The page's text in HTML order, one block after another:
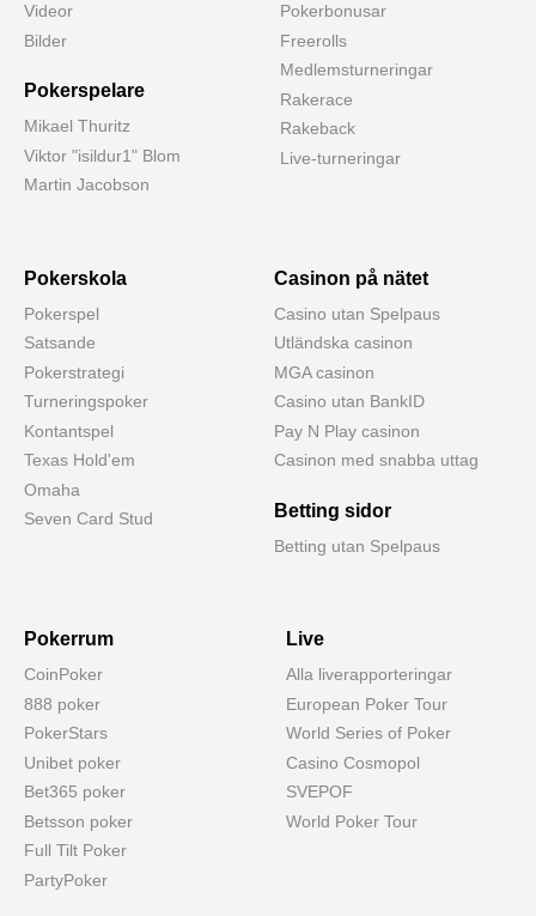
Videor
Bilder
Pokerspelare
Mikael Thuritz
Viktor "isildur1" Blom
Martin Jacobson
Pokerbonusar
Freerolls
Medlemsturneringar
Rakerace
Rakeback
Live-turneringar
Pokerskola
Pokerspel
Satsande
Pokerstrategi
Turneringspoker
Kontantspel
Texas Hold'em
Omaha
Seven Card Stud
Casinon på nätet
Casino utan Spelpaus
Utländska casinon
MGA casinon
Casino utan BankID
Pay N Play casinon
Casinon med snabba uttag
Betting sidor
Betting utan Spelpaus
Pokerrum
CoinPoker
888 poker
PokerStars
Unibet poker
Bet365 poker
Betsson poker
Full Tilt Poker
PartyPoker
Live
Alla liverapporteringar
European Poker Tour
World Series of Poker
Casino Cosmopol
SVEPOF
World Poker Tour